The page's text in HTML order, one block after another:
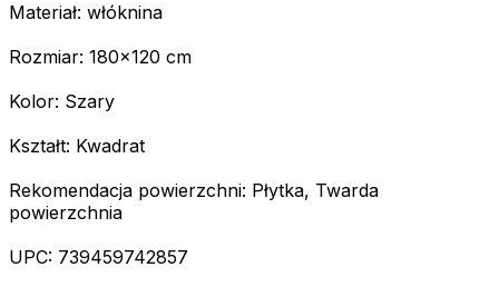
Materiał: włóknina
Rozmiar: 180x120 cm
Kolor: Szary
Kształt: Kwadrat
Rekomendacja powierzchni: Płytka, Twarda
powierzchnia
UPC: 739459742857